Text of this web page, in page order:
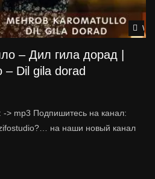
– Дил гила дорад |
– Dil gila dorad
-> mp3 Подпишитесь на канал:
на наши новый канал